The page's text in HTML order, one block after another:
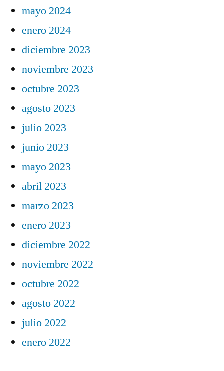
mayo 2024
enero 2024
diciembre 2023
noviembre 2023
octubre 2023
agosto 2023
julio 2023
junio 2023
mayo 2023
abril 2023
marzo 2023
enero 2023
diciembre 2022
noviembre 2022
octubre 2022
agosto 2022
julio 2022
enero 2022